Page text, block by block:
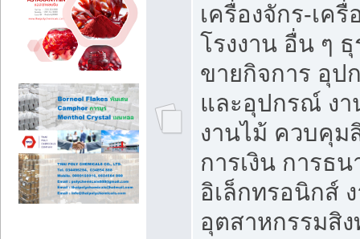
เครื่องจักร-เค
โรงงาน อื่น ๆ
ขายกิจการ อุป
และอุปกรณ์ ง
งานไม้ ควบคุม
การเงิน การธ
อิเล็กทรอนิกส์
อุตสาหกรรมสิ